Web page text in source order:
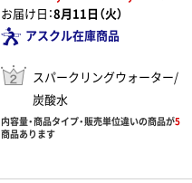
お届け日：8月11日（火）
アスクル在庫商品
スパークリングウォーター/
炭酸水
内容量・商品タイプ・販売単位違いの商品が5
商品あります